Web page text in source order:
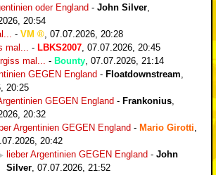
oder England - John Silver
20:54
- VM
07.07.2026, 20:28
mal...
- LBKS2007 07.07.2026, 20:45
mal...
- Bounty 07.07.2026, 21:14
GEGEN England - Floatdownstream
20:25
GEGEN England - Frankonius
20:32
Argentinien GEGEN England - Mario Girotti
20:42
lieber Argentinien GEGEN England - John
Silver 07.07.2026, 21:52